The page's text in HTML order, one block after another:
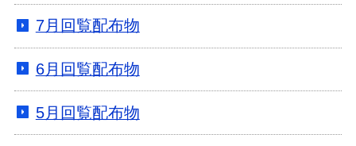
7月回覧配布物
6月回覧配布物
5月回覧配布物